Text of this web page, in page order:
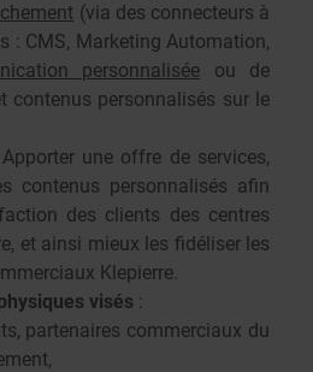
(via des connecteurs à
: CMS, Marketing Automation,
personnalisée ou de
contenus personnalisés sur le
une offre de services,
contenus personnalisés afin
des clients des centres
et ainsi mieux les fidéliser les
Klepierre.
visés :
partenaires commerciaux du